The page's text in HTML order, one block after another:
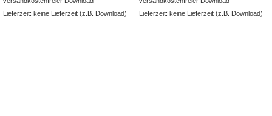
Lieferzeit: keine Lieferzeit (z.B. Download)
Lieferzeit: keine Lieferzeit (z.B. Download)